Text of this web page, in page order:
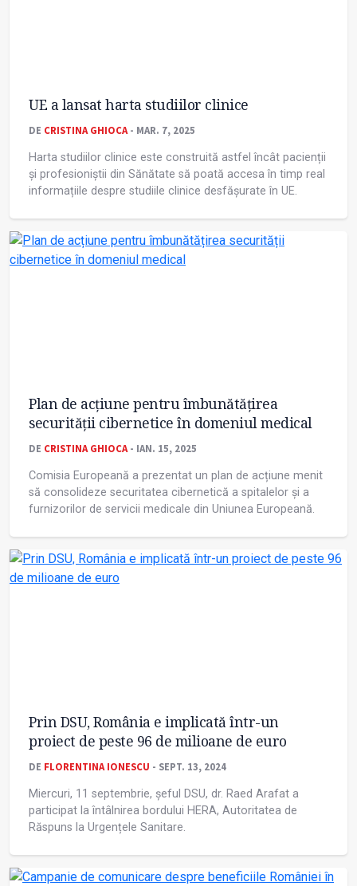
UE a lansat harta studiilor clinice
DE CRISTINA GHIOCA- MAR. 7, 2025
Harta studiilor clinice este construită astfel încât pacienții
și profesioniștii din Sănătate să poată accesa în timp real
informațiile despre studiile clinice desfășurate în UE.
Plan de acțiune pentru îmbunătățirea
securității cibernetice în domeniul medical
DE CRISTINA GHIOCA- IAN. 15, 2025
Comisia Europeană a prezentat un plan de acțiune menit
să consolideze securitatea cibernetică a spitalelor și a
furnizorilor de servicii medicale din Uniunea Europeană.
Prin DSU, România e implicată într-un
proiect de peste 96 de milioane de euro
DE FLORENTINA IONESCU - SEPT. 13, 2024
Miercuri, 11 septembrie, șeful DSU, dr. Raed Arafat a
participat la întâlnirea bordului HERA, Autoritatea de
Răspuns la Urgențele Sanitare.